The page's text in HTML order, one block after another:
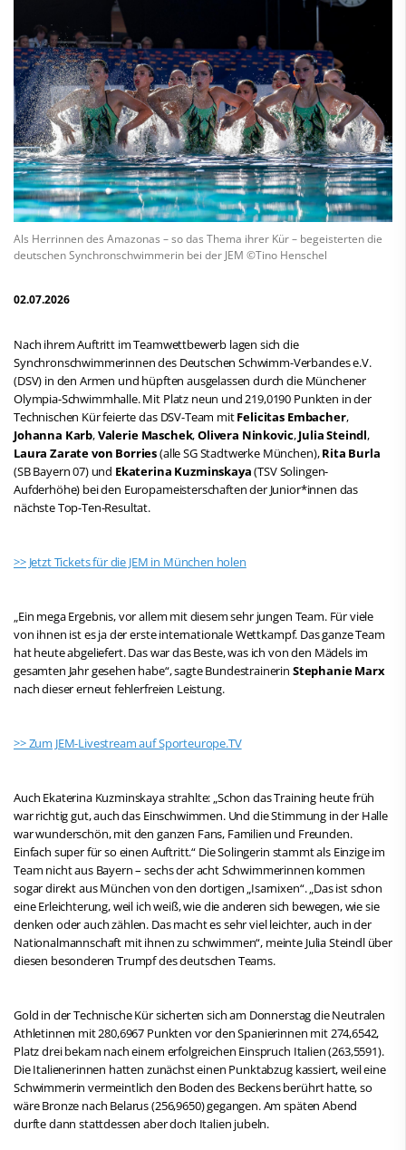
Als Herrinnen des Amazonas – so das Thema ihrer Kür – begeisterten die
deutschen Synchronschwimmerin bei der JEM ©Tino Henschel
02.07.2026
Nach ihrem Auftritt im Teamwettbewerb lagen sich die
Synchronschwimmerinnen des Deutschen Schwimm-Verbandes e.V.
(DSV) in den Armen und hüpften ausgelassen durch die Münchener
Olympia-Schwimmhalle. Mit Platz neun und 219,0190 Punkten in der
Technischen Kür feierte das DSV-Team mitFelicitas Embacher,
Johanna Karb,Valerie Maschek,Olivera Ninkovic,Julia Steindl,
Laura Zarate von Borries(alle SG Stadtwerke München),Rita Burla
(SB Bayern 07) und Ekaterina Kuzminskaya(TSV Solingen-
Aufderhöhe) bei den Europameisterschaften der Junior*innen das
nächste Top-Ten-Resultat.
>> Jetzt Tickets für die JEM in München holen
„Ein mega Ergebnis, vor allem mit diesem sehr jungen Team. Für viele
von ihnen ist es ja der erste internationale Wettkampf. Das ganze Team
hat heute abgeliefert. Das war das Beste, was ich von den Mädels im
gesamten Jahr gesehen habe“, sagte Bundestrainerin Stephanie Marx
nach dieser erneut fehlerfreien Leistung.
>> Zum JEM-Livestream auf Sporteurope.TV
Auch Ekaterina Kuzminskaya strahlte: „Schon das Training heute früh
war richtig gut, auch das Einschwimmen. Und die Stimmung in der Halle
war wunderschön, mit den ganzen Fans, Familien und Freunden.
Einfach super für so einen Auftritt.“ Die Solingerin stammt als Einzige im
Team nicht aus Bayern – sechs der acht Schwimmerinnen kommen
sogar direkt aus München von den dortigen „Isarnixen“. „Das ist schon
eine Erleichterung, weil ich weiß, wie die anderen sich bewegen, wie sie
denken oder auch zählen. Das macht es sehr viel leichter, auch in der
Nationalmannschaft mit ihnen zu schwimmen“, meinte Julia Steindl über
diesen besonderen Trumpf des deutschen Teams.
Gold in der Technische Kür sicherten sich am Donnerstag die Neutralen
Athletinnen mit 280,6967 Punkten vor den Spanierinnen mit 274,6542,
Platz drei bekam nach einem erfolgreichen Einspruch Italien (263,5591).
Die Italienerinnen hatten zunächst einen Punktabzug kassiert, weil eine
Schwimmerin vermeintlich den Boden des Beckens berührt hatte, so
wäre Bronze nach Belarus (256,9650) gegangen. Am späten Abend
durfte dann stattdessen aber doch Italien jubeln.
Fax: +49 561 94083-15
info@dsv.de